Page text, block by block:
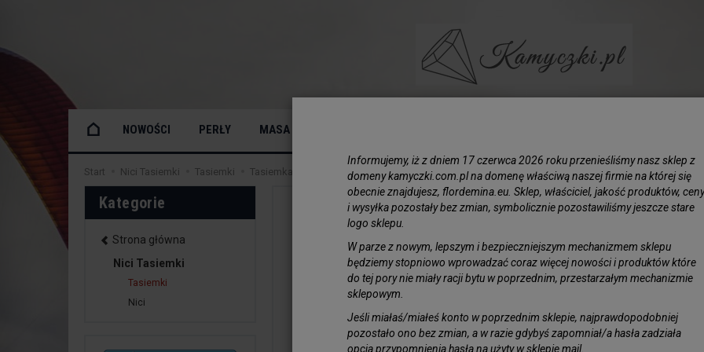
Informujemy, iż z dniem 17 czerwca 2026 roku przenieśliśmy nasz sklep z
domeny kamyczki.com.pl na domenę właściwą naszej firmie na której się
obecnie znajdujesz, flordemina.eu. Sklep, właściciel, jakość produktów, ceny
i wysyłka pozostały bez zmian, symbolicznie pozostawiliśmy jeszcze stare
logo sklepu.
W parze z nowym, lepszym i bezpieczniejszym mechanizmem sklepu
będziemy stopniowo wprowadzać coraz więcej nowości i produktów które
do tej pory nie miały racji bytu w poprzednim, przestarzałym mechanizmie
sklepowym.
Jeśli miałaś/miałeś konto w poprzednim sklepie, najprawdopodobniej
pozostało ono bez zmian, a w razie gdybyś zapomniał/a hasła zadziała
opcja przypomnienia hasła na użyty w sklepie mail.
NOWOŚCI PERŁY MASA PERŁOWA
Start Nici Tasiemki Tasiemki Tasiemka ozdobna płaska 3mm Jasny Brąz 120cm
Jasny
Obserwuj
Kategorie
Strona główna
Nici Tasiemki
Tasiemki
Nici